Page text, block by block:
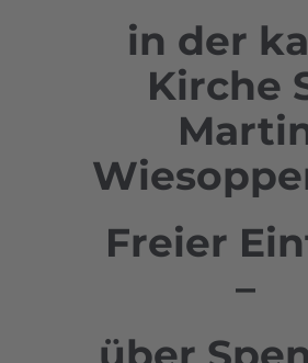
in der
Kirche
Freier
–